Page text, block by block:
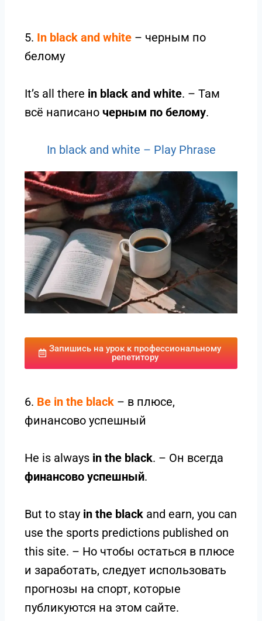
5. In black and white – черным по
белому
It’s all there in black and white. – Там
всё написано черным по белому.
In black and white – Play Phrase
Запишись на урок к профессиональному
репетитору
6. Be in the black – в плюсе,
финансово успешный
He is always in the black. – Он всегда
финансово успешный.
But to stay in the black and earn, you can
use the sports predictions published on
this site. – Но чтобы остаться в плюсе
и заработать, следует использовать
прогнозы на спорт, которые
публикуются на этом сайте.